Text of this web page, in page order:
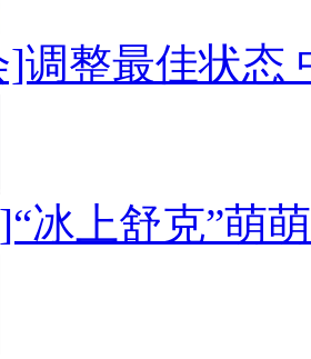
调整最佳状态
冰上舒克”萌